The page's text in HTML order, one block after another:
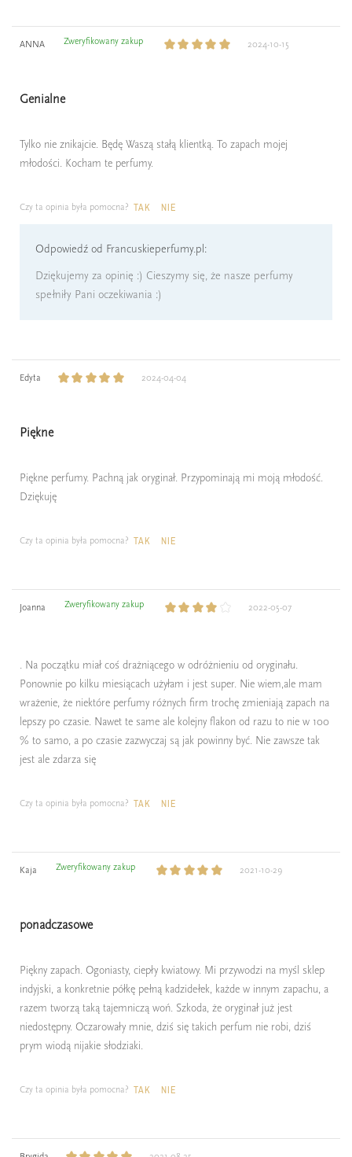
ANNA Zweryfikowany zakup 2024-10-15
Genialne
Tylko nie znikajcie. Będę Waszą stałą klientką. To zapach mojej
młodości. Kocham te perfumy.
Czy ta opinia była pomocna? TAK NIE
Odpowiedź od Francuskieperfumy.pl:
Dziękujemy za opinię :) Cieszymy się, że nasze perfumy
spełniły Pani oczekiwania :)
Edyta 2024-04-04
Piękne
Piękne perfumy. Pachną jak oryginał. Przypominają mi moją młodość.
Dziękuję
Czy ta opinia była pomocna? TAK NIE
Joanna Zweryfikowany zakup 2022-05-07
. Na początku miał coś drażniącego w odróżnieniu od oryginału.
Ponownie po kilku miesiącach użyłam i jest super. Nie wiem,ale mam
wrażenie, że niektóre perfumy różnych firm trochę zmieniają zapach na
lepszy po czasie. Nawet te same ale kolejny flakon od razu to nie w 100
% to samo, a po czasie zazwyczaj są jak powinny być. Nie zawsze tak
jest ale zdarza się
Czy ta opinia była pomocna? TAK NIE
Kaja Zweryfikowany zakup 2021-10-29
ponadczasowe
Piękny zapach. Ogoniasty, ciepły kwiatowy. Mi przywodzi na myśl sklep
indyjski, a konkretnie półkę pełną kadzidełek, każde w innym zapachu, a
razem tworzą taką tajemniczą woń. Szkoda, że oryginał już jest
niedostępny. Oczarowały mnie, dziś się takich perfum nie robi, dziś
prym wiodą nijakie słodziaki.
Czy ta opinia była pomocna? TAK NIE